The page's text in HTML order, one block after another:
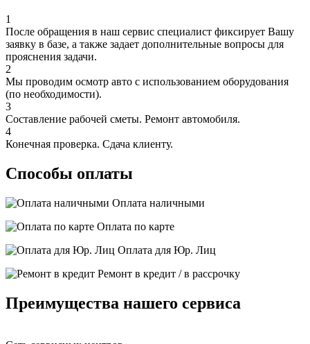
1
После обращения в наш сервис специалист фиксирует Вашу
заявку в базе, а также задает дополнительные вопросы для
прояснения задачи.
2
Мы проводим осмотр авто с использованием оборудования
(по необходимости).
3
Составление рабочей сметы. Ремонт автомобиля.
4
Конечная проверка. Сдача клиенту.
Способы оплаты
Оплата наличными
Оплата по карте
Оплата для Юр. Лиц
Ремонт в кредит / в рассрочку
Преимущества нашего сервиса